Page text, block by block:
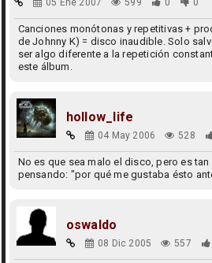
05 Ene 2007 599 0 0
Canciones monótonas y repetitivas +
de Johnny K) = disco inaudible. Solo
ser algo diferente a la repetición
este álbum.
hollow_life
04 May 2006 528
No es que sea malo el disco, pero es
pensando: "por qué me gustaba ésto
oswaldo
08 Dic 2005 557